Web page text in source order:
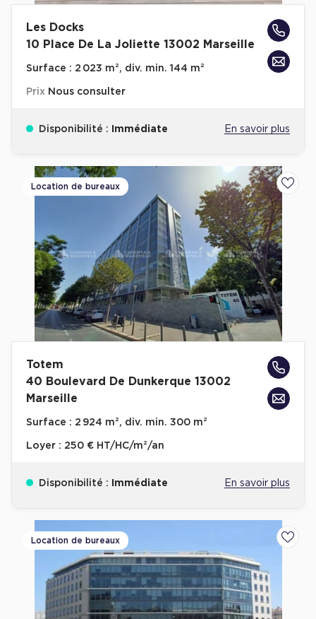
Les Docks
10 Place De La Joliette 13002 Marseille
Surface : 2 023 m², div. min. 144 m²
Prix Nous consulter
Disponibilité : Immédiate En savoir plus
Location de bureaux
Totem
40 Boulevard De Dunkerque 13002
Marseille
Surface : 2 924 m², div. min. 300 m²
Loyer : 250 € HT/HC/m²/an
Disponibilité : Immédiate En savoir plus
Location de bureaux